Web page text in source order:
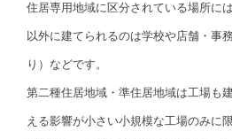
住居専用地域に区分されている場所に
以外に建てられるのは学校や店舗・事
り）などです。
第二種住居地域・準住居地域は工場も
える影響が小さい小規模な工場のみに